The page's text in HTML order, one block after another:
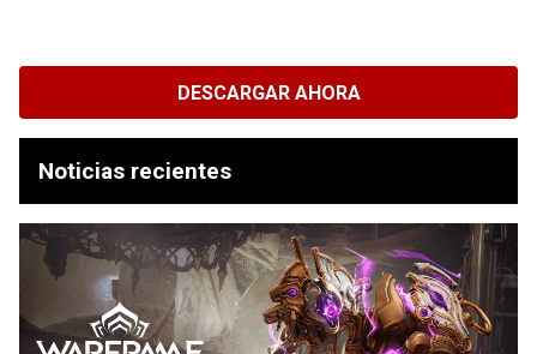
DESCARGAR AHORA
Noticias recientes